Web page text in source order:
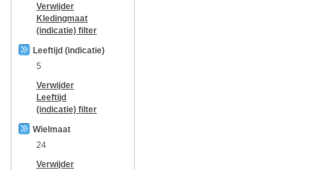
Verwijder
Kledingmaat
(indicatie) filter
Leeftijd (indicatie)
5
Verwijder
Leeftijd
(indicatie) filter
Wielmaat
24
Verwijder